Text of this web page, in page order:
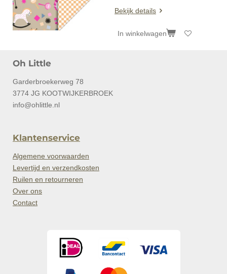
Bekijk details
In winkelwagen
Oh Little
Garderbroekerweg 78
3774 JG KOOTWIJKERBROEK
info@ohlittle.nl
Klantenservice
Algemene voorwaarden
Levertijd en verzendkosten
Ruilen en retourneren
Over ons
Contact